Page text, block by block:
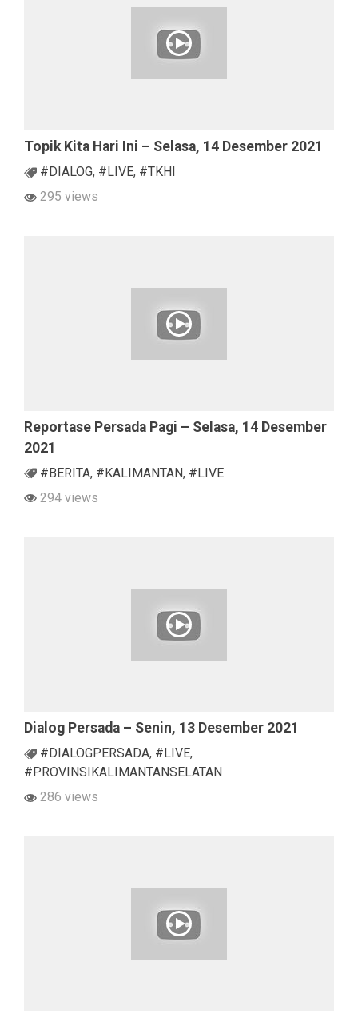
Topik Kita Hari Ini – Selasa, 14 Desember 2021
#DIALOG, #LIVE, #TKHI
295 views
Reportase Persada Pagi – Selasa, 14 Desember
2021
#BERITA, #KALIMANTAN, #LIVE
294 views
Dialog Persada – Senin, 13 Desember 2021
#DIALOGPERSADA, #LIVE,
#PROVINSIKALIMANTANSELATAN
286 views